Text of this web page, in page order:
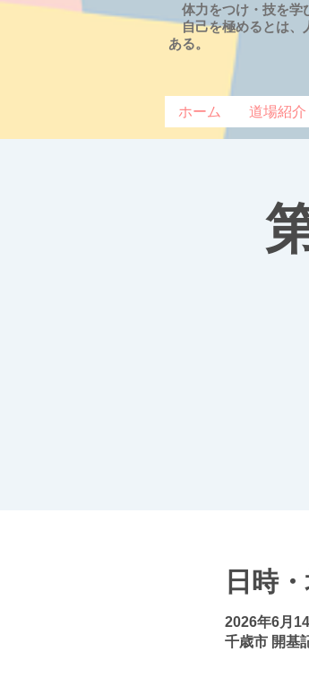
体力をつけ・技を学
自己を極めるとは、
ある。
ホーム 道場紹介
日時
2026年6月
千歳市 開基